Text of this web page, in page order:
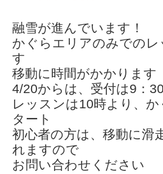
融雪が進んでいます！
かぐらエリアのみでのレ
す
移動に時間がかかります
4/20からは、受付は9：
レッスンは10時より、
タート
初心者の方は、移動に滑
れますので
お問い合わせください